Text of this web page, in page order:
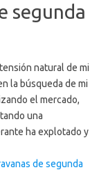
segunda
natural de mi
la búsqueda de mi
el mercado,
una
ha explotado y
de segunda